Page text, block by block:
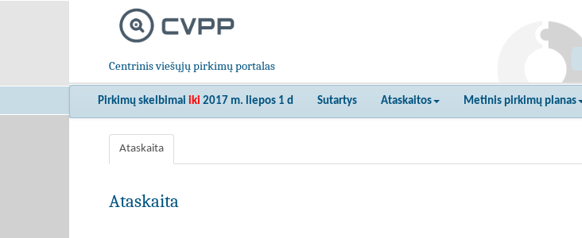
Centrinis viešųjų pirkimų portalas
Pirkimų skelbimai iki 2017 m. liepos 1 d Sutartys Ataskaitos Metinis pirkimų planas
Ataskaita
Ataskaita